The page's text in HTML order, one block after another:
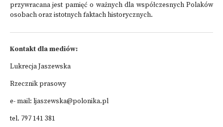
przywracana jest pamięć o ważnych dla współczesnych Polaków
osobach oraz istotnych faktach historycznych.
Kontakt dla mediów:
Lukrecja Jaszewska
Rzecznik prasowy
e- mail: ljaszewska@polonika.pl
tel. 797 141 381